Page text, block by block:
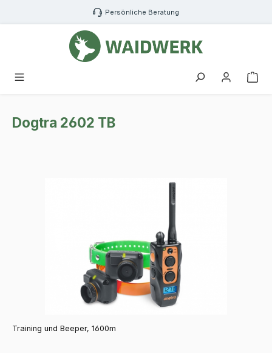
Zum Hauptinhalt springen Persönliche Beratung
Dogtra 2602 TB
Training und Beeper, 1600m